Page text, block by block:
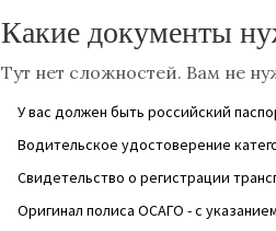
Какие документы
Тут нет сложностей. Вам не
У вас должен быть российский
Водительское удостоверение
Свидетельство о регистрации
Оригинал полиса ОСАГО - с